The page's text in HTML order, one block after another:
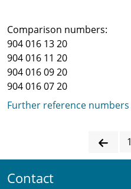
Comparison numbers:
904 016 13 20
904 016 11 20
904 016 09 20
904 016 07 20
Further reference numbers
1
Contact